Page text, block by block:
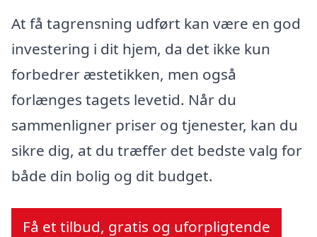
At få tagrensning udført kan være en god
investering i dit hjem, da det ikke kun
forbedrer æstetikken, men også
forlænges tagets levetid. Når du
sammenligner priser og tjenester, kan du
sikre dig, at du træffer det bedste valg for
både din bolig og dit budget.
Få et tilbud, gratis og uforpligtende